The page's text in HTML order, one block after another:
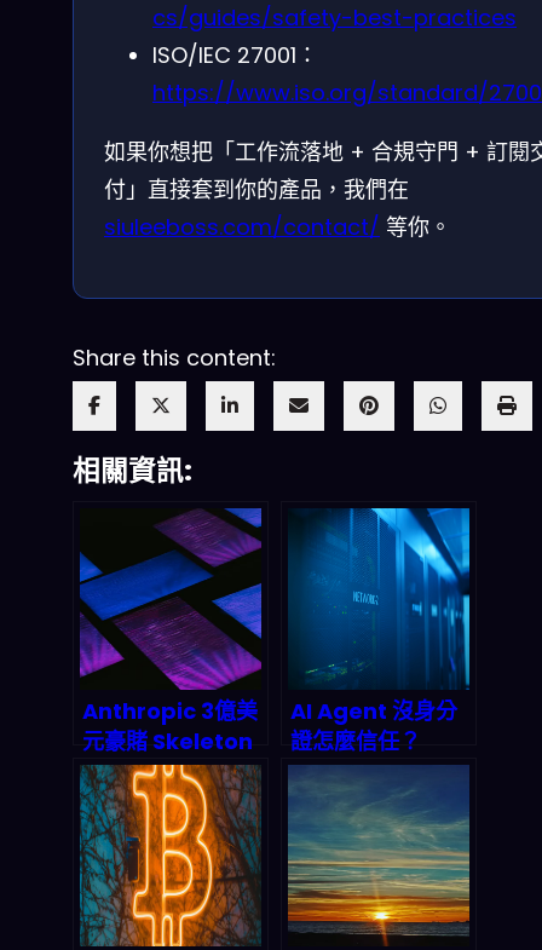
cs/guides/safety-best-practices
ISO/IEC 27001：
https://www.iso.org/standard/
如果你想把「工作流落地 + 合規守門 + 訂閱
付」直接套到你的產品，我們在
siuleeboss.com/contact/ 等你。
Share this content:
相關資訊:
Anthropic 3億美
元豪賭 Skeleton
Key：為何
developer 被迫
重新選邊站？
AI Agent 沒身分
證怎麼信任？
Infoblox與
GoDaddy聯手打
造DNS身份驗證新
標準，終結代理人
偽造與數據污染亂
象